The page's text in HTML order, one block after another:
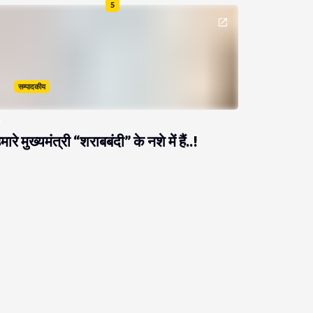
5
सम्पादकीय
मुख्यमंत्री “शराबबंदी” के नशे में हैं..!